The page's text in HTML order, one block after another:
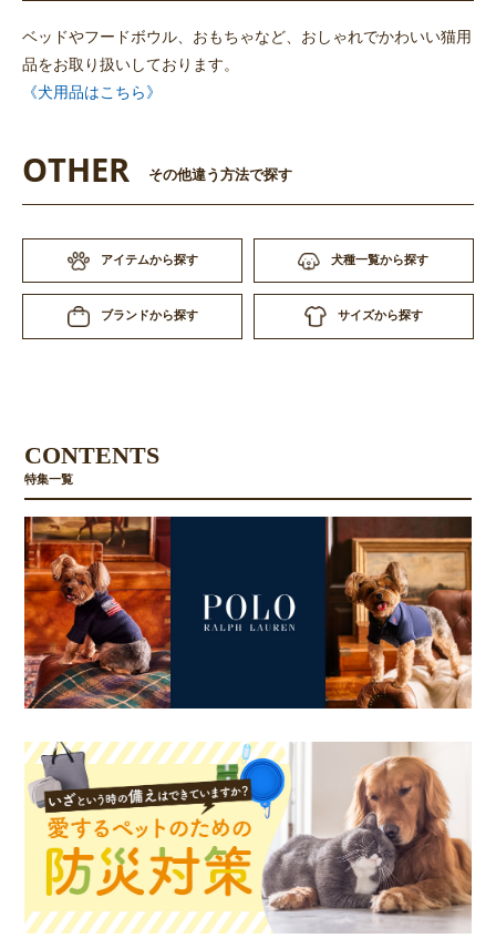
ベッドやフードボウル、おもちゃなど、おしゃれでかわいい猫用
品をお取り扱いしております。
《犬用品はこちら》
OTHER その他違う方法で探す
アイテムから探す 犬種一覧から探す
ブランドから探す サイズから探す
CONTENTS
特集一覧